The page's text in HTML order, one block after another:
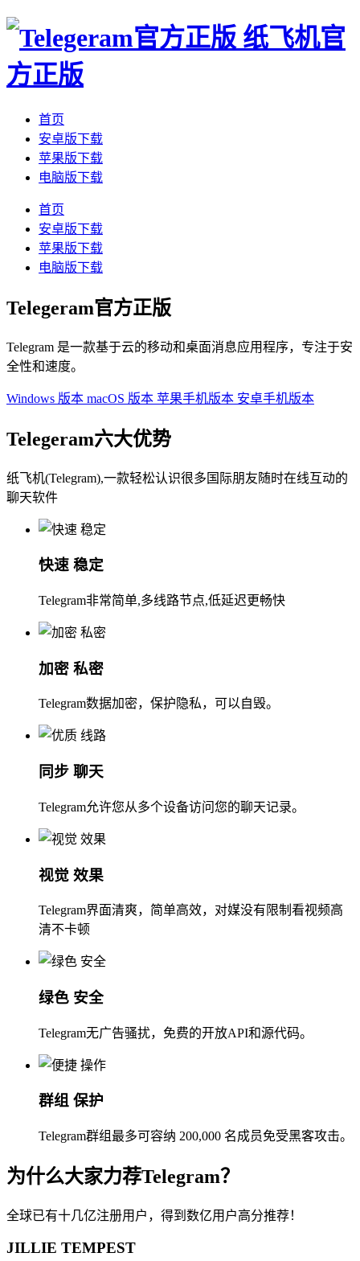
纸飞机官
方正版
首页
安卓版下载
苹果版下载
电脑版下载
首页
安卓版下载
苹果版下载
电脑版下载
Telegeram官方正版
Telegram 是一款基于云的移动和桌面消息应用程序，专注于安
全性和速度。
Windows 版本 macOS 版本 苹果手机版本 安卓手机版本
Telegeram六大优势
纸飞机(Telegram),一款轻松认识很多国际朋友随时在线互动的
聊天软件
快速 稳定
Telegram非常简单,多线路节点,低延迟更畅快
加密 私密
Telegram数据加密，保护隐私，可以自毁。
同步 聊天
Telegram允许您从多个设备访问您的聊天记录。
视觉 效果
Telegram界面清爽，简单高效，对媒没有限制看视频高
清不卡顿
绿色 安全
Telegram无广告骚扰，免费的开放API和源代码。
群组 保护
Telegram群组最多可容纳 200,000 名成员免受黑客攻击。
为什么大家力荐Telegram？
全球已有十几亿注册用户，得到数亿用户高分推荐！
JILLIE TEMPEST